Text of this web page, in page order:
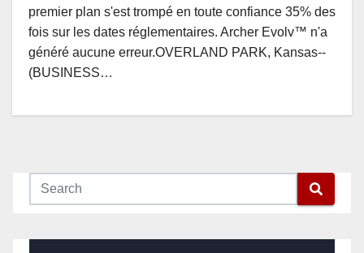
premier plan s'est trompé en toute confiance 35% des
fois sur les dates réglementaires. Archer Evolv™ n'a
généré aucune erreur.OVERLAND PARK, Kansas--
(BUSINESS…